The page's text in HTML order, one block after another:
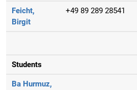
Feicht,
Birgit
+49 89 289 28541
Students
Ba Hurmuz,